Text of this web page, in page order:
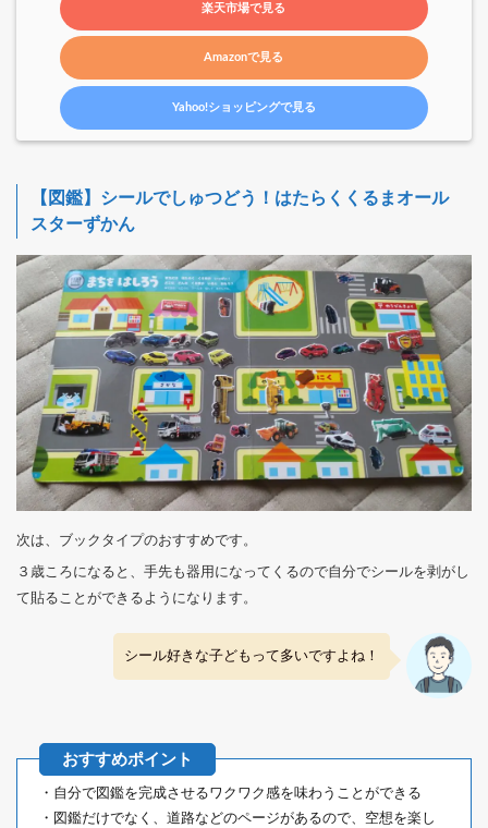
楽天市場で見る
Amazonで見る
Yahoo!ショッピングで見る
【図鑑】シールでしゅつどう！はたらくくるまオール
スターずかん
次は、ブックタイプのおすすめです。
３歳ころになると、手先も器用になってくるので自分でシールを剥がし
て貼ることができるようになります。
シール好きな子どもって多いですよね！
・自分で図鑑を完成させるワクワク感を味わうことができる
・図鑑だけでなく、道路などのページがあるので、空想を楽し